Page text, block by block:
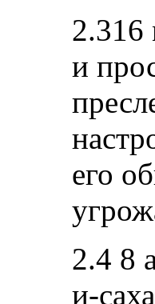
2.316
и
его
2.4 8
и-